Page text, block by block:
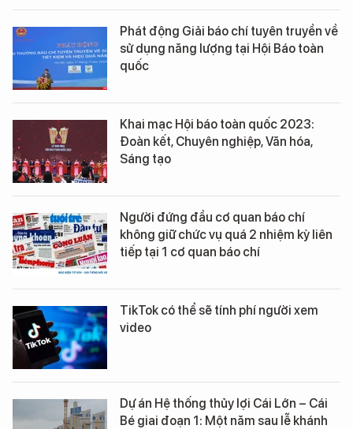
Phát động Giải báo chí tuyên truyền về
sử dụng năng lượng tại Hội Báo toàn
quốc
Khai mạc Hội báo toàn quốc 2023:
Đoàn kết, Chuyên nghiệp, Văn hóa,
Sáng tạo
Người đứng đầu cơ quan báo chí
không giữ chức vụ quá 2 nhiệm kỳ liên
tiếp tại 1 cơ quan báo chí
TikTok có thể sẽ tính phí người xem
video
Dự án Hệ thống thủy lợi Cái Lớn – Cái
Bé giai đoạn 1: Một năm sau lễ khánh